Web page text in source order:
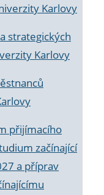
Karlovy
strategických
Karlovy
přijímacího
začínající
a příprav